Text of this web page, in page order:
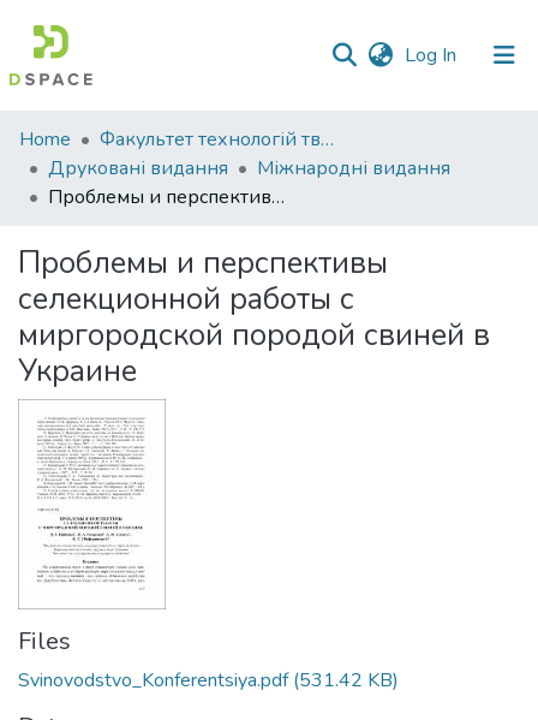
Log In (current)
Communities
&
Collections
Statistics
Home
Факультет технологій тваринництва та продовольства
Друковані видання
Міжнародні видання
Проблемы и перспективы селекционной работы с миргородской породой свиней в Украине
Проблемы и перспективы
селекционной работы с
миргородской породой свиней в
Украине
Files
Svinovodstvo_Konferentsiya.pdf(531.42 KB)